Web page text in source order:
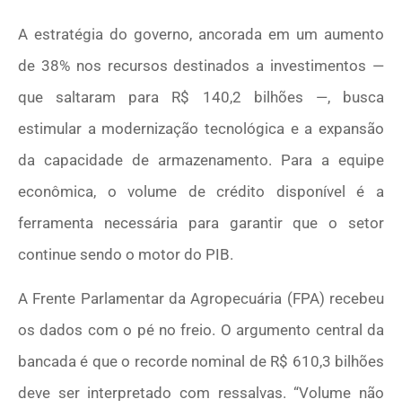
A estratégia do governo, ancorada em um aumento
de 38% nos recursos destinados a investimentos —
que saltaram para R$ 140,2 bilhões —, busca
estimular a modernização tecnológica e a expansão
da capacidade de armazenamento. Para a equipe
econômica, o volume de crédito disponível é a
ferramenta necessária para garantir que o setor
continue sendo o motor do PIB.
A Frente Parlamentar da Agropecuária (FPA) recebeu
os dados com o pé no freio. O argumento central da
bancada é que o recorde nominal de R$ 610,3 bilhões
deve ser interpretado com ressalvas. “Volume não